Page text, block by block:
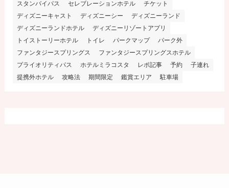
スタンバイパス
セレブレーションホテル
チケット
ディズニーキャスト
ディズニーシー
ディズニーランド
ディズニーランドホテル
ディズニーリゾートアプリ
トイストーリーホテル
トイレ パークマップ
パーク外
ファンタジースプリングス
ファンタジースプリングスホテル
プライオリティパス
ホテルミラコスタ レポ記事 予約
子連れ
提携外ホテル
攻略法 期間限定 鑑賞エリア 駐車場